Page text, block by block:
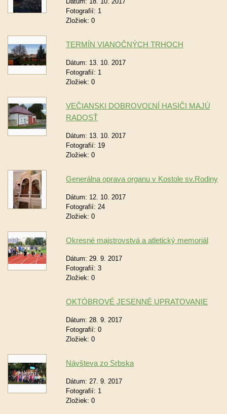
Fotografií: 1
Zložiek: 0
TERMÍN VIANOČNÝCH TRHOCH
Dátum: 13. 10. 2017
Fotografií: 1
Zložiek: 0
VEČIANSKI DOBROVOĽNÍ HASIČI MAJÚ
RADOSŤ
Dátum: 13. 10. 2017
Fotografií: 19
Zložiek: 0
Generálna oprava organu v Kostole sv.Rodiny
Dátum: 12. 10. 2017
Fotografií: 24
Zložiek: 0
Okresné majstrovstvá a atletický memoriál
Dátum: 29. 9. 2017
Fotografií: 3
Zložiek: 0
OKTÓBROVÉ JESENNÉ UPRATOVANIE
Dátum: 28. 9. 2017
Fotografií: 0
Zložiek: 0
Návšteva zo Srbska
Dátum: 27. 9. 2017
Fotografií: 1
Zložiek: 0